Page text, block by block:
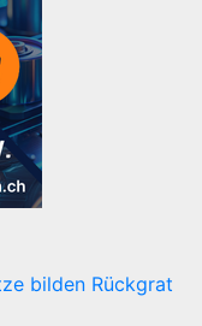
bilden Rückgrat